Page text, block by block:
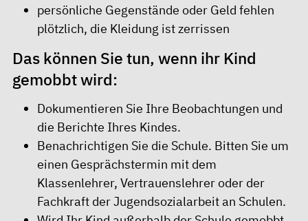
persönliche Gegenstände oder Geld fehlen
plötzlich, die Kleidung ist zerrissen
Das können Sie tun, wenn ihr Kind
gemobbt wird:
Dokumentieren Sie Ihre Beobachtungen und
die Berichte Ihres Kindes.
Benachrichtigen Sie die Schule. Bitten Sie um
einen Gesprächstermin mit dem
Klassenlehrer, Vertrauenslehrer oder der
Fachkraft der Jugendsozialarbeit an Schulen.